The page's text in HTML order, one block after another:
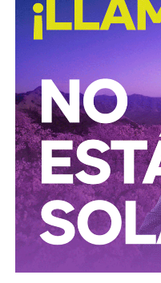
“respete al peatón”?
A mis colegas de los
empecemos desde ya a
todavía no saben si va
periodismo útil, no crítica
Conductores:respeten
móvil mientras cruzan
semáforo.Ciclistas:
hay
correctamente.
Autoridades:hagan su
descuiden lo que
obras nuevas.